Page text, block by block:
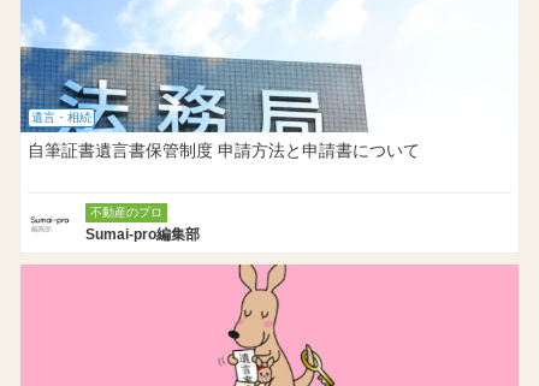
遺言・相続
自筆証書遺言書保管制度 申請方法と申請書について
不動産のプロ
Sumai-pro編集部